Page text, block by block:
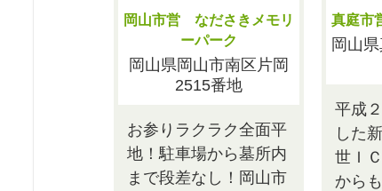
岡山市営 なださきメモリ
ーパーク
岡山県岡山市南区片岡
2515番地
お参りラクラク全面平
地！駐車場から墓所内
まで段差なし！岡山市
真庭市
岡山
平成
した
世Ｉ
から